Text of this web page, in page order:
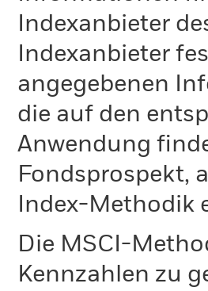
Indexanbieter
Indexanbieter
angegebenen
die auf den
Anwendung
Fondsprospekt,
Index-Methodik
Die MSCI-
Kennzahlen zu